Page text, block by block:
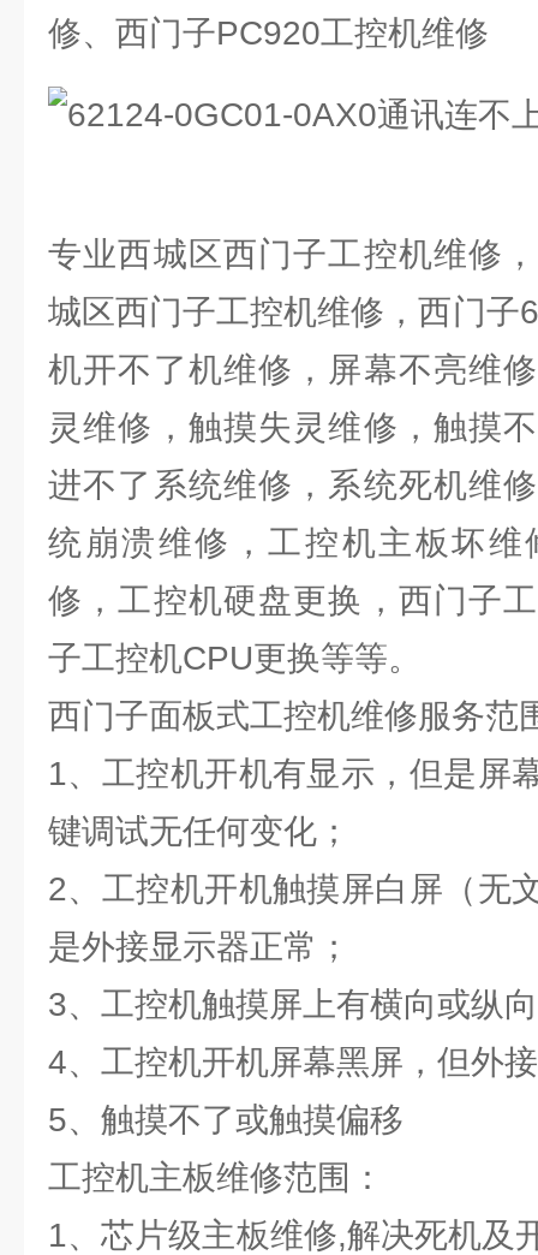
修、西门子PC920工控机维修
专业西城区西门子工控机维修
城区西门子工控机维修，西门子
机开不了机维修，屏幕不亮维
灵维修，触摸失灵维修，触摸
进不了系统维修，系统死机维
统崩溃维修，工控机主板坏维
修，工控机硬盘更换，西门子
子工控机CPU更换等等。
西门子面板式工控机维修服务范
1、工控机开机有显示，但是屏
键调试无任何变化；
2、工控机开机触摸屏白屏（无
是外接显示器正常；
3、工控机触摸屏上有横向或纵
4、工控机开机屏幕黑屏，但外
5、触摸不了或触摸偏移
工控机主板维修范围：
1、芯片级主板维修,解决死机及